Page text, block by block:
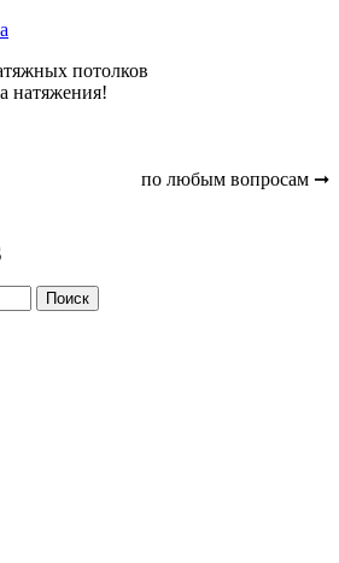
потолков
натяжения!
по любым вопросам ➞
Поиск